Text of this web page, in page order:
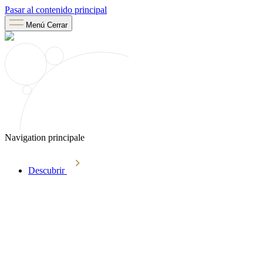
Pasar al contenido principal
Menú Cerrar
Navigation principale
Descubrir